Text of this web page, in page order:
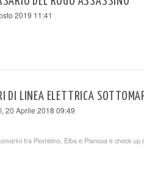
2019 11:41
DI LINEA ELETTRICA
20 Aprile 2018 09:49
tra Piombino, Elba e Pianosa e check up